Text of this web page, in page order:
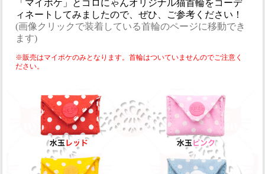
「マイポケ」とゴロにゃんオリジナル猫首輪をコーデ
ィネートしてみましたので、ぜひ、ご参考ください！
(画像クリックで装着している首輪のページに移動でき
ます)
※販売はマイポケのみとなります。首輪はついていませんのでご注意く
ださい。